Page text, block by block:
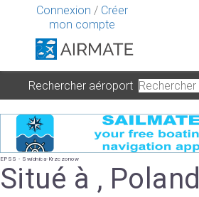
Connexion / Créer
mon compte
Rechercher aéroport
EPSS - Swidnica-Krzczonow
Situé à , Poland